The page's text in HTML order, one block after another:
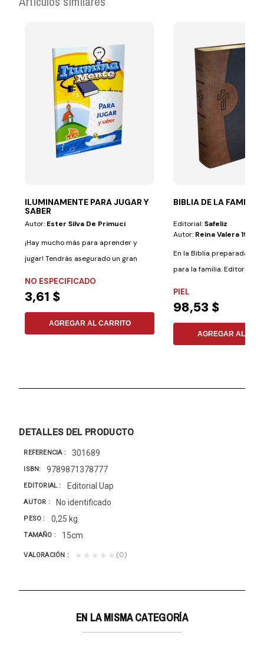
ILUMINAMENTE PARA JUGAR Y
SABER
Autor: Ester Silva De Primuci
¡Hay mucho más para aprender y
jugar! Tendrás asegurado un gran
NO ESPECIFICADO
3,61 $
AGREGAR AL CARRITO
BIBLIA DE LA FAMILIA
Editorial:Safeliz
Autor: Reina Valera 1995
En la Biblia preparada
para la familia. Editorial
PIEL
98,53 $
AGREGAR AL
DETALLES DEL PRODUCTO
REFERENCIA 301689
ISBN 9789871378777
EDITORIAL Editorial Uap
AUTOR No identificado
PESO 0,25 kg
TAMAÑO 15cm
VALORACIÓN ★★★★★ (0)
EN LA MISMA CATEGORÍA